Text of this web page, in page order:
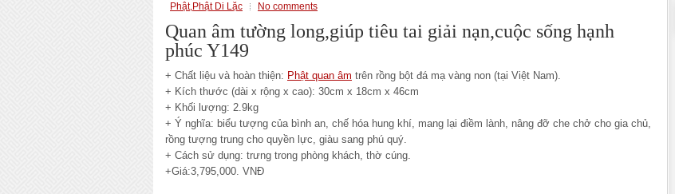
Phật,Phật Di Lặc No comments
Quan âm tường long,giúp tiêu tai giải nạn,cuộc sống hạnh
phúc Y149
+ Chất liệu và hoàn thiện: Phật quan âm trên rồng bột đá mạ vàng non (tại Việt Nam).
+ Kích thước (dài x rộng x cao): 30cm x 18cm x 46cm
+ Khối lượng: 2.9kg
+ Ý nghĩa: biểu tượng của bình an, chế hóa hung khí, mang lại điềm lành, nâng đỡ che chở cho gia chủ,
rồng tượng trung cho quyền lực, giàu sang phú quý.
+ Cách sử dụng: trưng trong phòng khách, thờ cúng.
+Giá:3,795,000. VNĐ